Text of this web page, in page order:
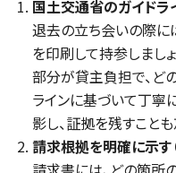
国土交通省のガイドラ
退去の立ち会いの際に
を印刷して持参しまし
部分が貸主負担で、ど
ラインに基づいて丁寧
影し、証拠を残すこと
請求根拠を明確に示す